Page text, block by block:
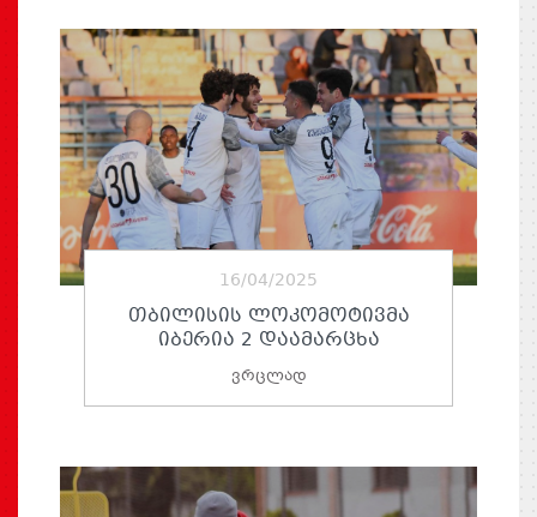
16/04/2025
ᲗᲑᲘᲚᲘᲡᲘᲡ ᲚᲝᲙᲝᲛᲝᲢᲘᲕᲛᲐ
ᲘᲑᲔᲠᲘᲐ 2 ᲓᲐᲐᲛᲐᲠᲪᲮᲐ
ვრცლად